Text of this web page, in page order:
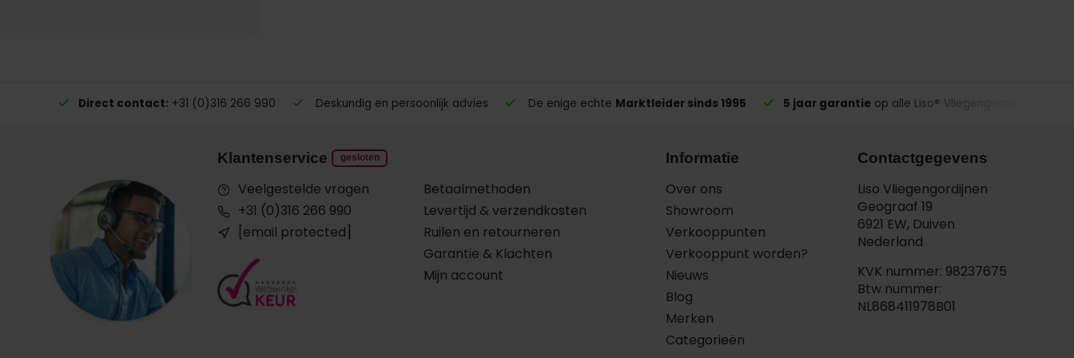
Direct contact: +31 (0)316 266 990 Deskundig en persoonlijk advies De enige echte Marktleider sinds 1995 5 jaar garantie op alle Liso® Vliegengordijnen
Klantenservice gesloten
Veelgestelde vragen
+31 (0)316 266 990
[email protected]
Betaalmethoden
Levertijd & verzendkosten
Ruilen en retourneren
Garantie & Klachten
Mijn account
Informatie
Over ons
Showroom
Verkooppunten
Verkooppunt worden?
Nieuws
Blog
Merken
Categorieën
Contactgegevens
Liso Vliegengordijnen
Geograaf 19
6921 EW, Duiven
Nederland
KVK nummer: 98237675
Btw nummer:
NL868411978B01